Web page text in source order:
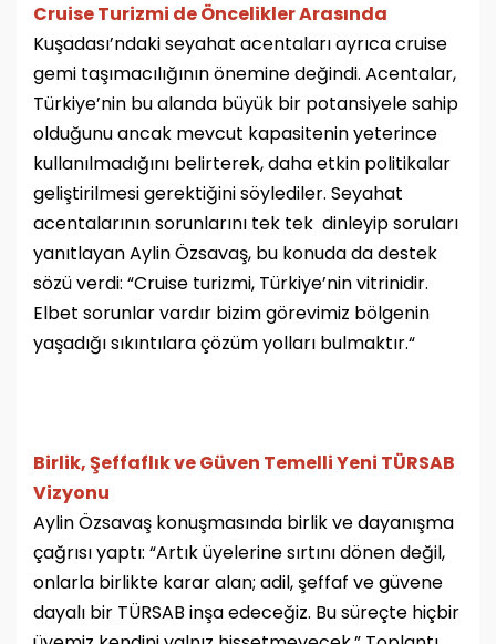
Cruise Turizmi de Öncelikler Arasında
Kuşadası’ndaki seyahat acentaları ayrıca cruise
gemi taşımacılığının önemine değindi. Acentalar,
Türkiye’nin bu alanda büyük bir potansiyele sahip
olduğunu ancak mevcut kapasitenin yeterince
kullanılmadığını belirterek, daha etkin politikalar
geliştirilmesi gerektiğini söylediler. Seyahat
acentalarının sorunlarını tek tek dinleyip soruları
yanıtlayan Aylin Özsavaş, bu konuda da destek
sözü verdi: “Cruise turizmi, Türkiye’nin vitrinidir.
Elbet sorunlar vardır bizim görevimiz bölgenin
yaşadığı sıkıntılara çözüm yolları bulmaktır.“
Birlik, Şeffaflık ve Güven Temelli Yeni TÜRSAB
Vizyonu
Aylin Özsavaş konuşmasında birlik ve dayanışma
çağrısı yaptı: “Artık üyelerine sırtını dönen değil,
onlarla birlikte karar alan; adil, şeffaf ve güvene
dayalı bir TÜRSAB inşa edeceğiz. Bu süreçte hiçbir